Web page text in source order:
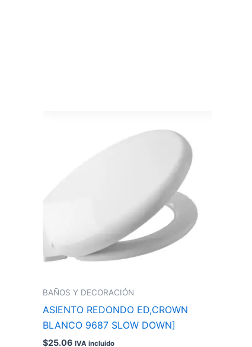
BAÑOS Y DECORACIÓN
ASIENTO REDONDO ED,CROWN
BLANCO 9687 SLOW DOWN]
$25.06 IVA incluido